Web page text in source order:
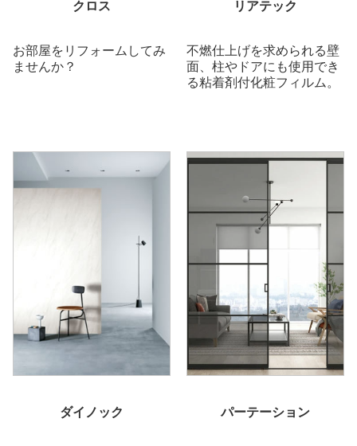
クロス
お部屋をリフォームしてみ
ませんか？
リアテック
不燃仕上げを求められる壁
面、柱やドアにも使用でき
る粘着剤付化粧フィルム。
ダイノック パーテーション